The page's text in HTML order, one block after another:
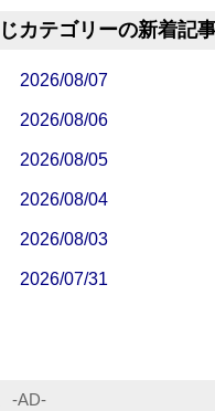
カテゴリーの新着記
2026/08/07
2026/08/06
2026/08/05
2026/08/04
2026/08/03
2026/07/31
‐AD‐